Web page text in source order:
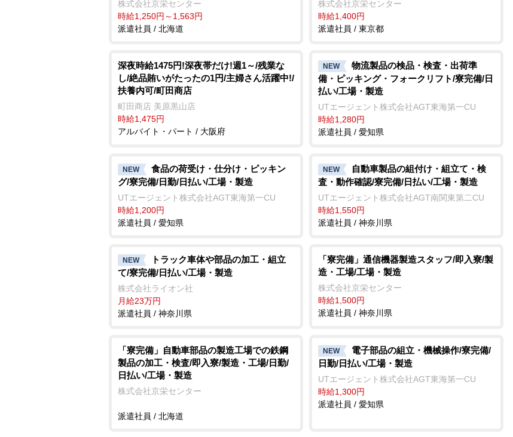
株式会社京栄センター
時給1,250円～1,563円
派遣社員 / 北海道
株式会社京栄センター
時給1,400円
派遣社員 / 東京都
深夜時給1475円!深夜帯だけ!週1～/残業な
し/絶品賄いがたったの1円/主婦さん活躍中!/
扶養内可/町田商店
町田商店 美原黒山店
時給1,475円
アルバイト・パート / 大阪府
NEW
物流製品の検品・検査・出荷準
備・ピッキング・フォークリフト/寮完備/日
払い/工場・製造
UTエージェント株式会社AGT東海第一CU
時給1,280円
派遣社員 / 愛知県
NEW
食品の荷受け・仕分け・ピッキン
グ/寮完備/日勤/日払い/工場・製造
UTエージェント株式会社AGT東海第一CU
時給1,200円
派遣社員 / 愛知県
NEW
自動車製品の組付け・組立て・検
査・動作確認/寮完備/日払い/工場・製造
UTエージェント株式会社AGT南関東第二CU
時給1,550円
派遣社員 / 神奈川県
NEW
トラック車体や部品の加工・組立
て/寮完備/日払い/工場・製造
株式会社ライオン社
月給23万円
派遣社員 / 神奈川県
「寮完備」通信機器製造スタッフ/即入寮/製
造・工場/工場・製造
株式会社京栄センター
時給1,500円
派遣社員 / 神奈川県
「寮完備」自動車部品の製造工場での鉄鋼
製品の加工・検査/即入寮/製造・工場/日勤/
日払い/工場・製造
株式会社京栄センター
派遣社員 / 北海道
NEW
電子部品の組立・機械操作/寮完備/
日勤/日払い/工場・製造
UTエージェント株式会社AGT東海第一CU
時給1,300円
派遣社員 / 愛知県